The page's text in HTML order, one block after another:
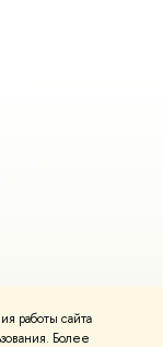
работы сайта
Более